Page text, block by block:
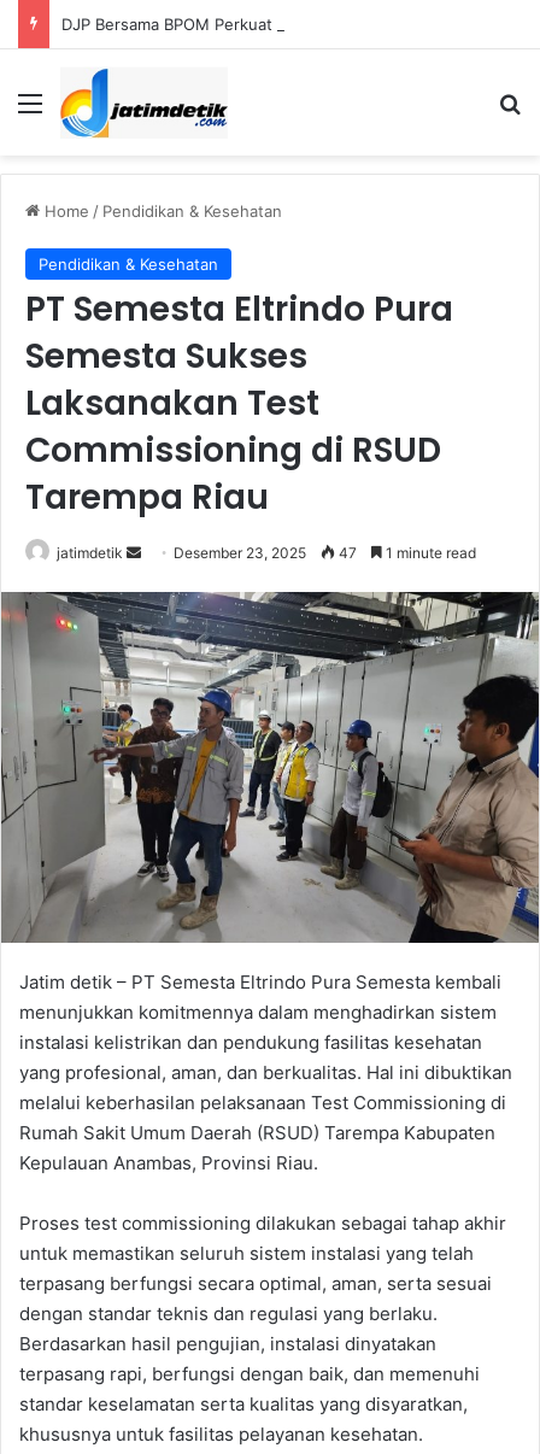
Menu
Home / Pendidikan & Kesehatan
Pendidikan & Kesehatan
PT Semesta Eltrindo Pura
Semesta Sukses
Laksanakan Test
Commissioning di RSUD
Tarempa Riau
jatimdetik
n
d
a
n
e
m
a
l
Desember 23, 2025 47 1 minute read
Jatim detik – PT Semesta Eltrindo Pura Semesta kembali
menunjukkan komitmennya dalam menghadirkan sistem
instalasi kelistrikan dan pendukung fasilitas kesehatan
yang profesional, aman, dan berkualitas. Hal ini dibuktikan
melalui keberhasilan pelaksanaan Test Commissioning di
Rumah Sakit Umum Daerah (RSUD) Tarempa Kabupaten
Kepulauan Anambas, Provinsi Riau.
Proses test commissioning dilakukan sebagai tahap akhir
untuk memastikan seluruh sistem instalasi yang telah
terpasang berfungsi secara optimal, aman, serta sesuai
dengan standar teknis dan regulasi yang berlaku.
Berdasarkan hasil pengujian, instalasi dinyatakan
terpasang rapi, berfungsi dengan baik, dan memenuhi
standar keselamatan serta kualitas yang disyaratkan,
khususnya untuk fasilitas pelayanan kesehatan.